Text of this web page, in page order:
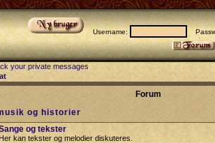
Username:
your private messages
Forum
og historier
og tekster
Her kan tekster og melodier diskuteres.